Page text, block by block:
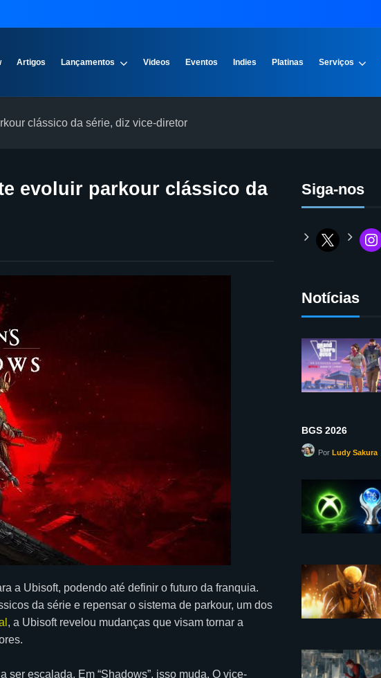
Artigos Lançamentos Videos Eventos Indies Platinas Serviços
clássico da série, diz vice-diretor
evoluir parkour clássico da
a Ubisoft, podendo até definir o futuro da franquia.
da série e repensar o sistema de parkour, um dos
, a Ubisoft revelou mudanças que visam tornar a
escalada. Em “Shadows”, isso muda. O vice-
Siga-nos
Notícias
BGS 2026
PorLudy Sakura